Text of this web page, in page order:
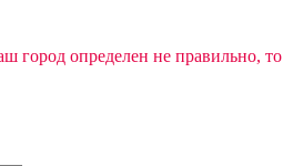
город определен не правильно,